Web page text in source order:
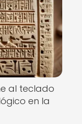
al teclado
en la